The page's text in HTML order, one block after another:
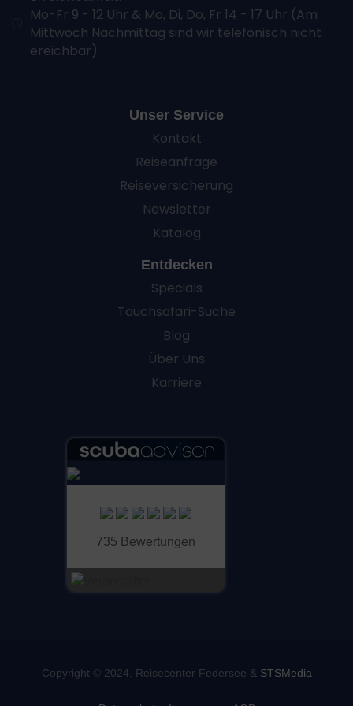
Mo-Fr 9 - 12 Uhr & Mo, Di, Do, Fr 14 - 17 Uhr (Am
Mittwoch Nachmittag sind wir telefonisch nicht
ereichbar)
Unser Service
Kontakt
Reiseanfrage
Reiseversicherung
Newsletter
Katalog
Entdecken
Specials
Tauchsafari-Suche
Blog
Über Uns
Karriere
735 Bewertungen
Copyright © 2024. Reisecenter Federsee & STSMedia
Werbung
Erstellung von Profilen zur Personalisierung von
Inhalten
Verwendung von Profilen zur Auswahl personalisierter
Inhalte
Entwicklung und Verbesserung der Angebote
Verwendung reduzierter Daten zur Auswahl von
Besondere Features:
Verwendung genauer Standortdaten